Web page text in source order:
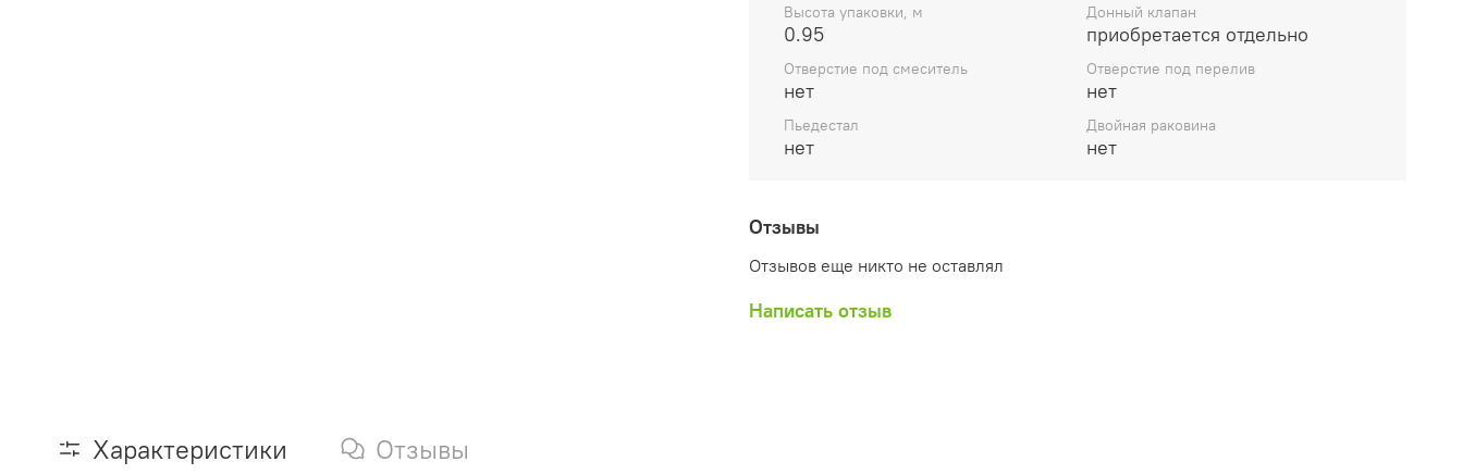
Высота упаковки, м
0.95
Донный клапан
приобретается отдельно
Отверстие под смеситель
нет
Отверстие под перелив
нет
Пьедестал
нет
Двойная раковина
нет
Отзывы
Отзывов еще никто не оставлял
Написать отзыв
Характеристики Отзывы